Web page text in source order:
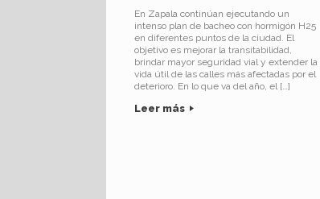
En Zapala continúan ejecutando un
intenso plan de bacheo con hormigón H25
en diferentes puntos de la ciudad. El
objetivo es mejorar la transitabilidad,
brindar mayor seguridad vial y extender la
vida útil de las calles más afectadas por el
deterioro. En lo que va del año, el […]
Leer más